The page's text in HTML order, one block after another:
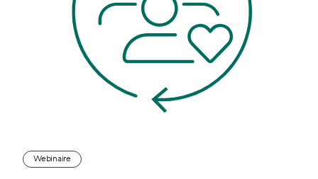
Webinaire